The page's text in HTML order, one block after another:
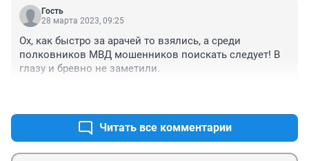
Гость
28 марта 2023, 09:25
Ох, как быстро за арачей то взялись, а среди
полковников МВД мошенников поискать следует! В
глазу и бревно не заметили.
Читать все комментарии